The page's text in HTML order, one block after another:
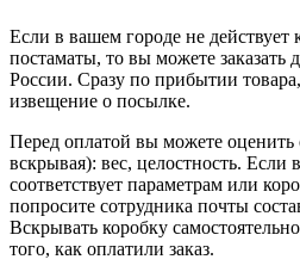
Если в вашем городе не действует
постаматы, то вы можете заказать
России. Сразу по прибытии
извещение о посылке.
Перед оплатой вы можете оценить
вскрывая): вес, целостность. Если
соответствует параметрам или
попросите сотрудника почты
Вскрывать коробку
того, как оплатили заказ.